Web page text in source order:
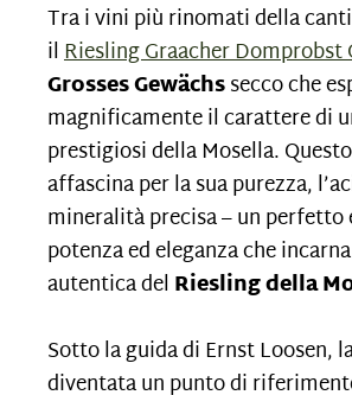
Tra i vini più rinomati della
ilRiesling Graacher Domprobst
Grosses Gewächssecco che
magnificamente il carattere di
prestigiosi della Mosella.
affascina per la sua purezza,
mineralità precisa – un
potenza ed eleganza che
autentica delRiesling della
Sotto la guida di Ernst Loosen,
diventata un punto di